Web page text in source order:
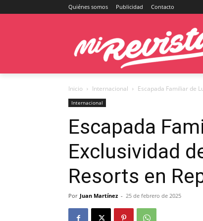
Quiénes somos Publicidad Contacto
Inicio Internacional Escapada Familiar de
Internacional
Escapada
Exclusividad
Resorts en
Por Juan Martínez - 25 de febrero de 2025